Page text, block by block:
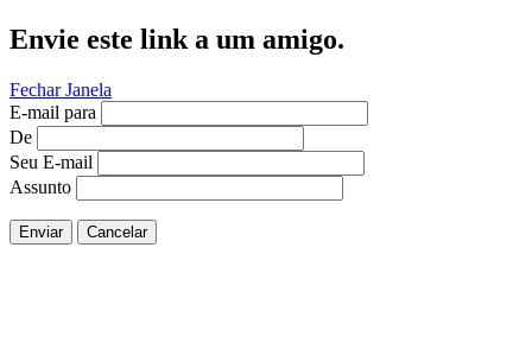
Envie este link a um amigo.
Fechar Janela
E-mail para
De
Seu E-mail
Assunto
Enviar Cancelar